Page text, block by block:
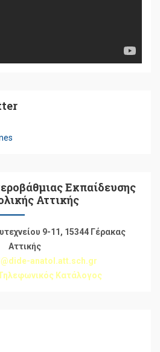
Εκπαίδευσης
Αττικής
9-11, 15344 Γέρακας
Αττικής
anatol.att.sch.gr
Κατάλογος